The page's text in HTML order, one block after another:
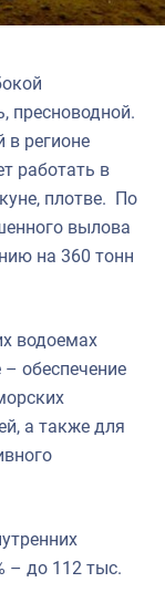
пресноводной.
в регионе
работать в
плотве. По
вылова
на 360 тонн
водоемах
обеспечение
а также для
– до 112 тыс.